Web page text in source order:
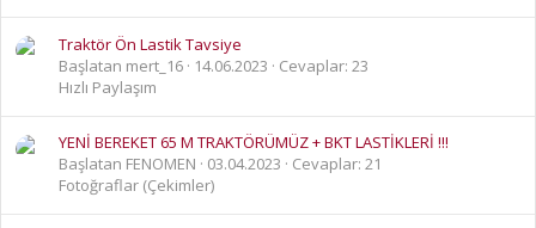
Traktör Ön Lastik Tavsiye
Başlatan mert_16
14.06.2023
Cevaplar: 23
Hızlı Paylaşım
YENİ BEREKET 65 M TRAKTÖRÜMÜZ + BKT LASTİKLERİ !!!
Başlatan FENOMEN
03.04.2023
Cevaplar: 21
Fotoğraflar (Çekimler)